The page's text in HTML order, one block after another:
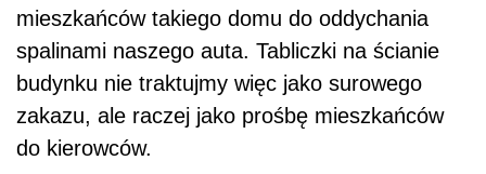
mieszkańców takiego domu do oddychania
spalinami naszego auta. Tabliczki na ścianie
budynku nie traktujmy więc jako surowego
zakazu, ale raczej jako prośbę mieszkańców
do kierowców.